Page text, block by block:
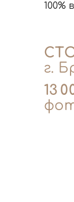
100%
г.
13